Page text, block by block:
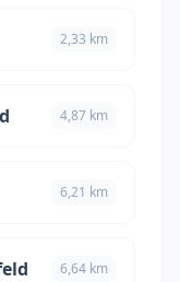
2,33 km
4,87 km
6,21 km
6,64 km